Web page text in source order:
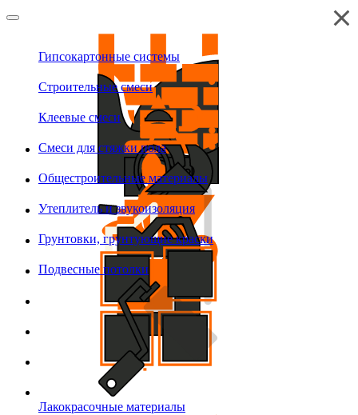
Гипсокартонные системы
Строительные смеси
Клеевые смеси
Смеси для стяжки пола
Общестроительные материалы
Утеплитель и звукоизоляция
Грунтовки, грунтующие краски
Подвесные потолки
Лакокрасочные материалы